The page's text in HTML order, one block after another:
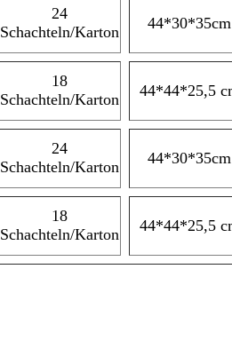
24
Schachteln/Karton
44*30*35cm
18
Schachteln/Karton
44*44*25,5
24
Schachteln/Karton
44*30*35cm
18
Schachteln/Karton
44*44*25,5